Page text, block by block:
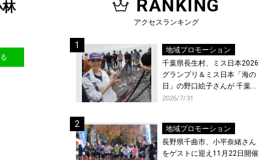
RANKING
アクセスランキング
地域プロモーション
千葉県長生村、ミス日本2026
グランプリ＆ミス日本「海の
日」の野口絵子さんが 千葉県
唯一の村・長生村で地引網を
2026/7/31
地域プロモーション
長野県千曲市、小平奈緒さん
をゲストに迎え11月22日開催